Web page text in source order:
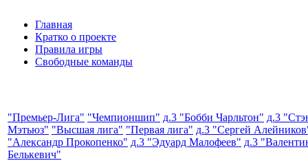
Главная
Кратко о проекте
Правила игры
Свободные команды
"Премьер-Лига" "Чемпионшип" д.3 "Бобби Чарльтон" д.3
Мэтьюз" "Высшая лига" "Первая лига" д.3 "Сергей
"Александр Прокопенко" д.3 "Эдуард Малофеев" д.3
Белькевич"